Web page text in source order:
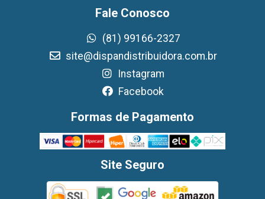
Fale Conosco
(81) 99166-2327
site@dispandistribuidora.com.br
Instagram
Facebook
Formas de Pagamento
Site Seguro